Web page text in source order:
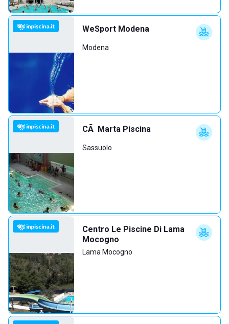
WeSport Modena
Modena
CÃ Marta Piscina
Sassuolo
Centro Le Piscine Di Lama
Mocogno
Lama Mocogno